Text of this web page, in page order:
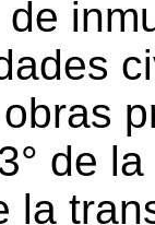
de
la